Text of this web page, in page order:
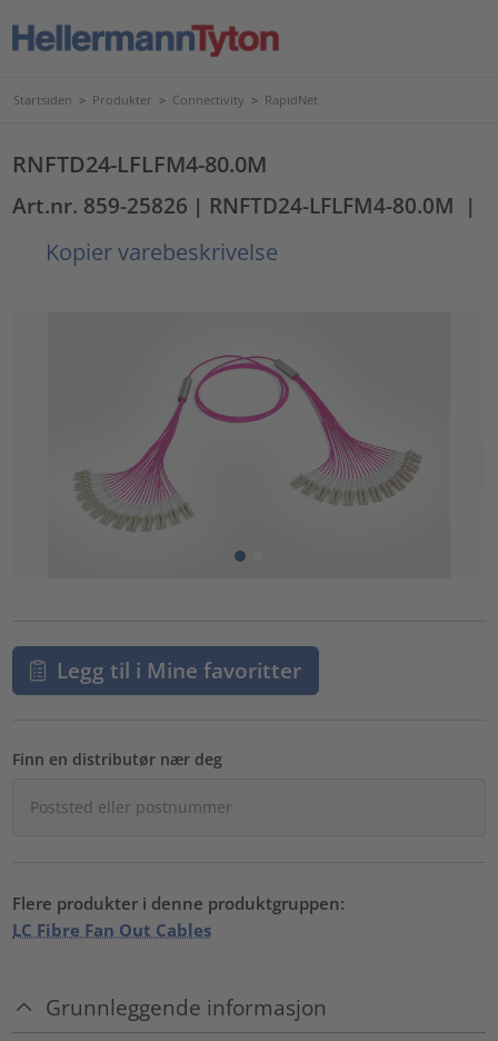
Startsiden > Produkter > Connectivity > RapidNet
RNFTD24-LFLFM4-80.0M
Art.nr. 859-25826 | RNFTD24-LFLFM4-80.0M |
Kopier varebeskrivelse
Legg til i Mine favoritter
Finn en distributør nær deg
Flere produkter i denne produktgruppen:
LC Fibre Fan Out Cables
Grunnleggende informasjon